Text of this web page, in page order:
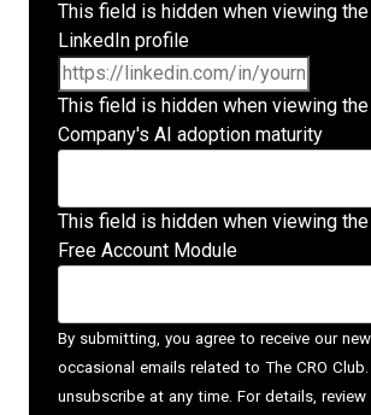
This field is hidden when viewing
LinkedIn profile
This field is hidden when viewing
Company's AI adoption maturity
This field is hidden when viewing
Free Account Module
By submitting, you agree to receive our
occasional emails related to The CRO
unsubscribe at any time. For details, review